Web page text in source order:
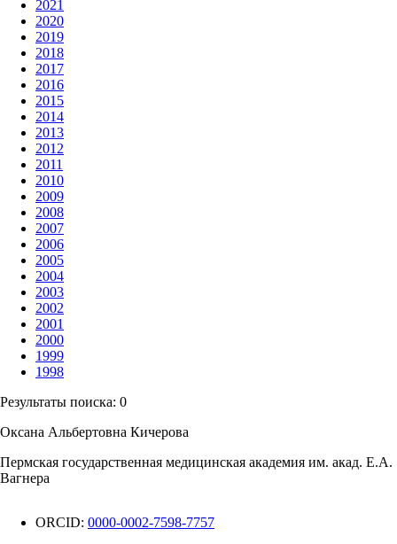
2021
2020
2019
2018
2017
2016
2015
2014
2013
2012
2011
2010
2009
2008
2007
2006
2005
2004
2003
2002
2001
2000
1999
1998
Результаты поиска: 0
Оксана Альбертовна Кичерова
Пермская государственная медицинская академия им. акад. Е.А.
Вагнера
ORCID: 0000-0002-7598-7757